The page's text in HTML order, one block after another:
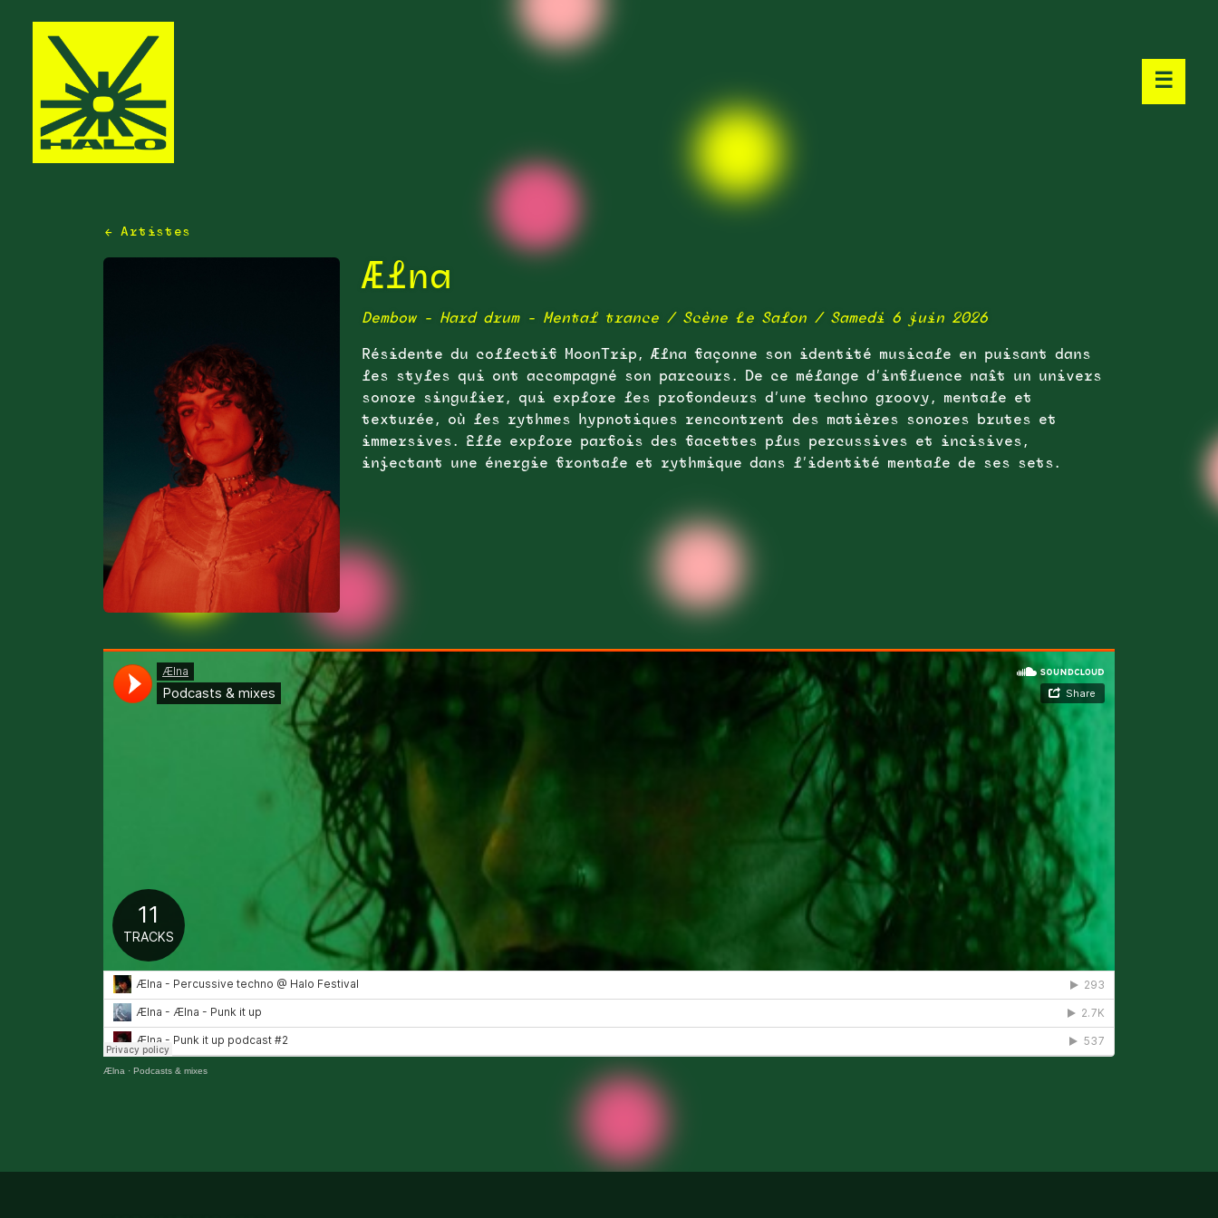
☰
← Artistes
Ælna
Dembow - Hard drum - Mental trance / Scène Le Salon / Samedi 6 juin 2026
Résidente du collectif MoonTrip, Ælna façonne son identité musicale en puisant dans
les styles qui ont accompagné son parcours. De ce mélange d’influence naît un univers
sonore singulier, qui explore les profondeurs d’une techno groovy, mentale et
texturée, où les rythmes hypnotiques rencontrent des matières sonores brutes et
immersives. Elle explore parfois des facettes plus percussives et incisives,
injectant une énergie frontale et rythmique dans l’identité mentale de ses sets.
Ælna · Podcasts & mixes